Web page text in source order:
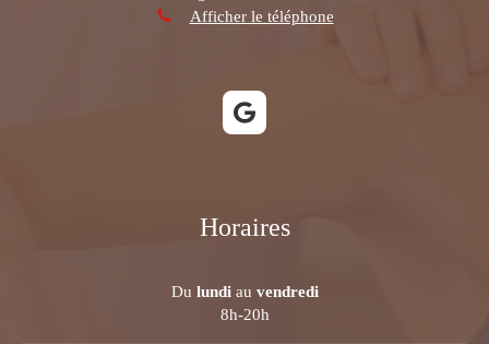
Afficher le téléphone
Horaires
Du lundiau vendredi
8h-20h